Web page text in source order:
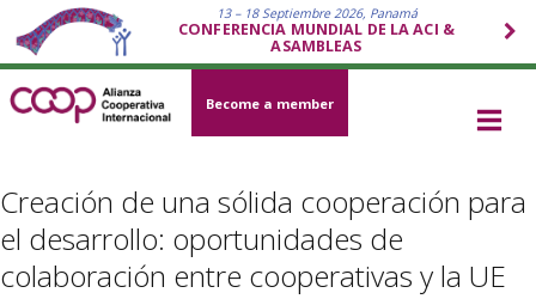
13 – 18 Septiembre 2026, Panamá
CONFERENCIA MUNDIAL DE LA ACI &
ASAMBLEAS
Become a member
Creación de una sólida cooperación para
el desarrollo: oportunidades de
colaboración entre cooperativas y la UE